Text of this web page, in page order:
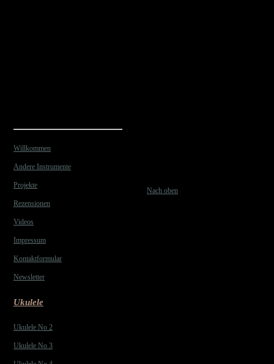
Willkommen
Andere Instrumente
Projekte
Rezensionen
Videos
Impressum
Kontaktformular
Newsletter
Ukulele
Ukulele No 2
Ukulele No 3
Nach oben